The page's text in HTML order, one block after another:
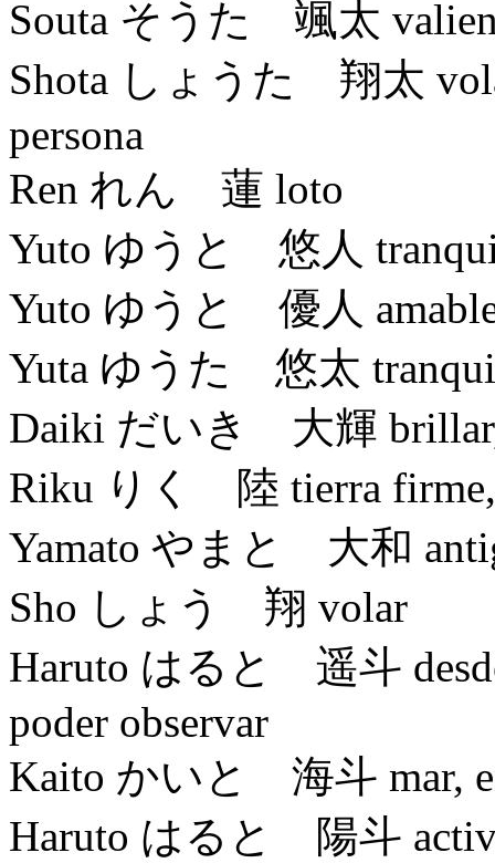
Souta そうた 颯太
Shota しょうた 翔太
persona
Ren れん 蓮 loto
Yuto ゆうと 悠人
Yuto ゆうと 優人
Yuta ゆうた 悠太
Daiki だいき 大輝 brillar,
Riku りく 陸 tierra firme,
Yamato やまと 大和
Sho しょう 翔 volar
Haruto はると 遥斗
poder observar
Kaito かいと 海斗 mar,
Haruto はると 陽斗